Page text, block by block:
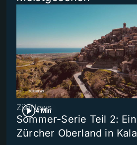
4 Min
ZüriNews
Sommer-Serie Teil 2:
Zürcher Oberland in